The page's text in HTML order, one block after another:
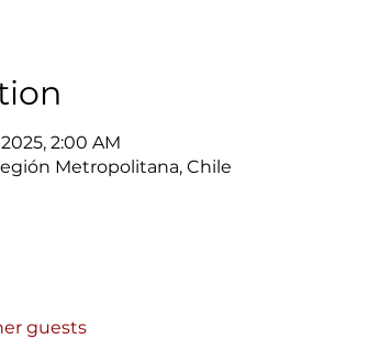
2:00 AM
Metropolitana, Chile
guests